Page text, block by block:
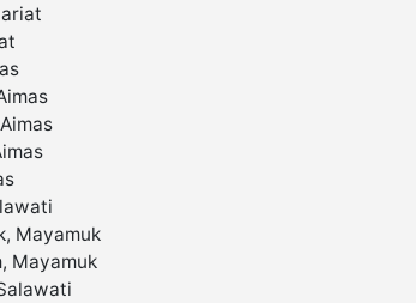
Mayamuk
Mayamuk